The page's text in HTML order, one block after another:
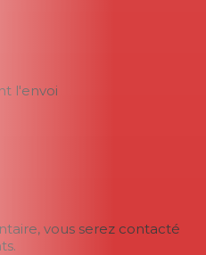
l'envoi
vous serez contacté